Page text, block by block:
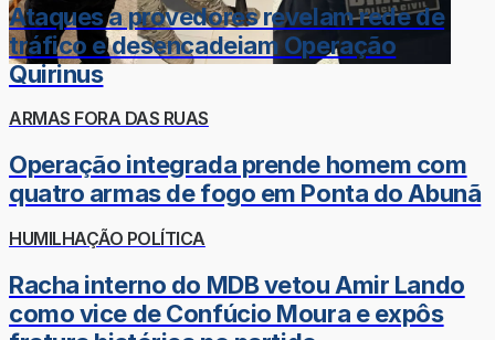
Ataques a provedores revelam rede de
tráfico e desencadeiam Operação
Quirinus
ARMAS FORA DAS RUAS
Operação integrada prende homem com
quatro armas de fogo em Ponta do Abunã
HUMILHAÇÃO POLÍTICA
Racha interno do MDB vetou Amir Lando
como vice de Confúcio Moura e expôs